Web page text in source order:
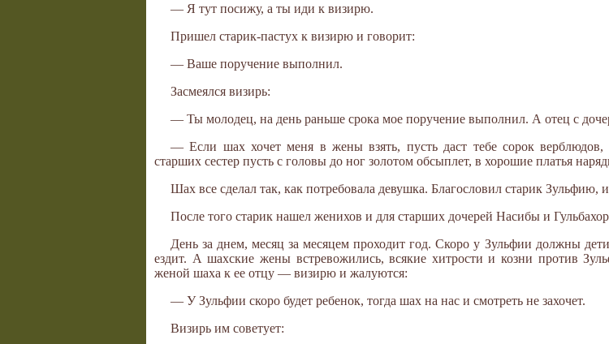
— Я тут посижу, а ты иди к визирю.
Пришел старик-пастух к визирю и говорит:
— Ваше поручение выполнил.
Засмеялся визирь:
— Ты молодец, на день раньше срока мое поручение выполнил. А отец с
— Если шах хочет меня в жены взять, пусть даст тебе сорок
старших сестер пусть с головы до ног золотом обсыплет, в хорошие платья
Шах все сделал так, как потребовала девушка. Благословил старик Зульфию,
После того старик нашел женихов и для старших дочерей Насибы и
День за днем, месяц за месяцем проходит год. Скоро у Зульфии должны
ездит. А шахские жены встревожились, всякие хитрости и козни против
женой шаха к ее отцу — визирю и жалуются:
— У Зульфии скоро будет ребенок, тогда шах на нас и смотреть не захочет.
Визирь им советует: